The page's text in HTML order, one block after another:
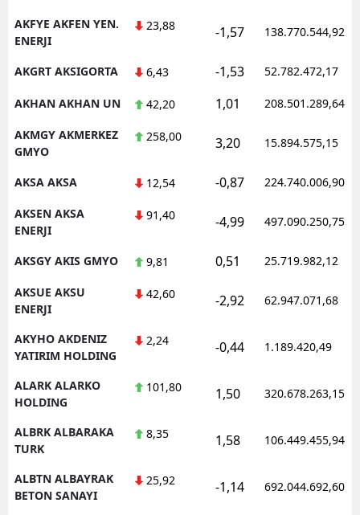
AKFYE AKFEN YEN.
ENERJI
23,88 -1,57 138.770.544,92
AKGRT AKSIGORTA 6,43 -1,53 52.782.472,17
AKHAN AKHAN UN 42,20 1,01 208.501.289,64
AKMGY AKMERKEZ
GMYO
258,00 3,20 15.894.575,15
AKSA AKSA 12,54 -0,87 224.740.006,90
AKSEN AKSA
ENERJI
91,40 -4,99 497.090.250,75
AKSGY AKIS GMYO 9,81 0,51 25.719.982,12
AKSUE AKSU
ENERJI
42,60 -2,92 62.947.071,68
AKYHO AKDENIZ
YATIRIM HOLDING
2,24 -0,44 1.189.420,49
ALARK ALARKO
HOLDING
101,80 1,50 320.678.263,15
ALBRK ALBARAKA
TURK
8,35 1,58 106.449.455,94
ALBTN ALBAYRAK
BETON SANAYI
25,92 -1,14 692.044.692,60